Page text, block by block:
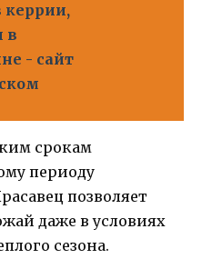
керрии,
в
- сайт
срокам
периоду
позволяет
даже в условиях
сезона.